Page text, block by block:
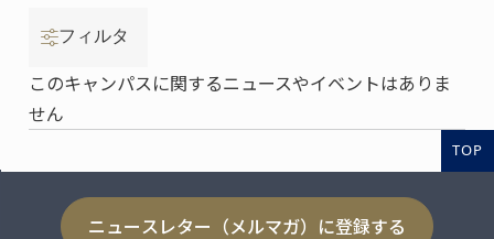
フィルタ
このキャンパスに関するニュースやイベントはありま
せん
TOP
ニュースレター（メルマガ）に登録する